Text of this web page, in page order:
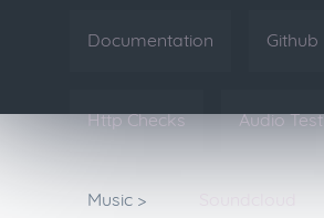
Documentation Github
Http Checks Audio Test
Music >